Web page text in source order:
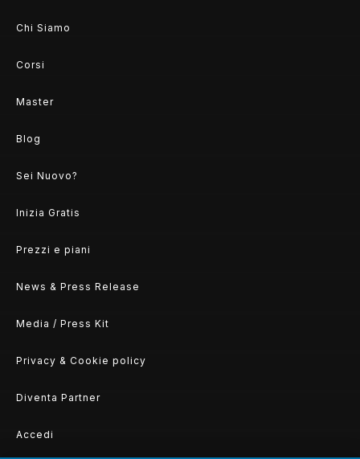
Chi Siamo
Corsi
Master
Blog
Sei Nuovo?
Inizia Gratis
Prezzi e piani
News & Press Release
Media / Press Kit
Privacy & Cookie policy
Diventa Partner
Accedi